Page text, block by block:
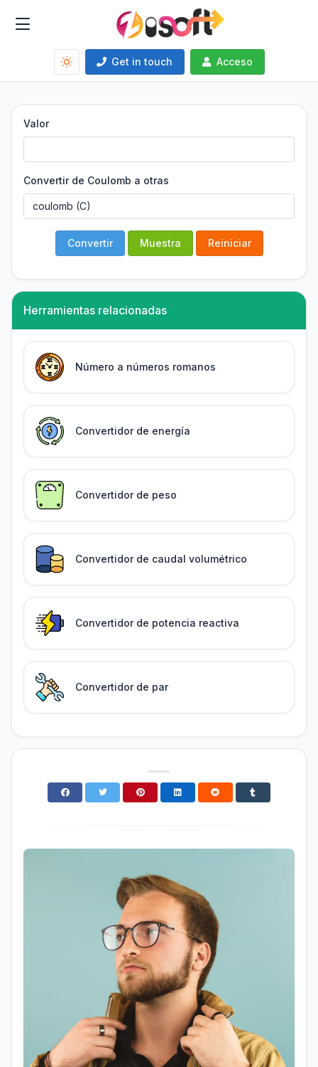
Get in touch Acceso
Valor
Convertir de Coulomb a otras
Convertir Muestra Reiniciar
Herramientas relacionadas
Número a números romanos
Convertidor de energía
Convertidor de peso
Convertidor de caudal volumétrico
Convertidor de potencia reactiva
Convertidor de par